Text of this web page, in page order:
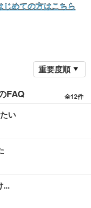
じめての方はこちら
重要度順
FAQ 全12件
い
...